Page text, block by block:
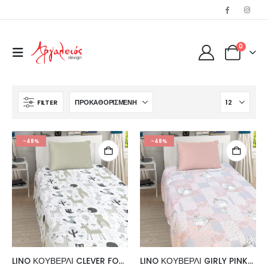
0
FILTER
-48%
LINO ΚΟΥΒΕΡΛΙ CLEVER FOX GREY 160X220
-48%
LINO ΚΟΥΒΕΡΛΙ GIRLY PINK-GREY 160X220